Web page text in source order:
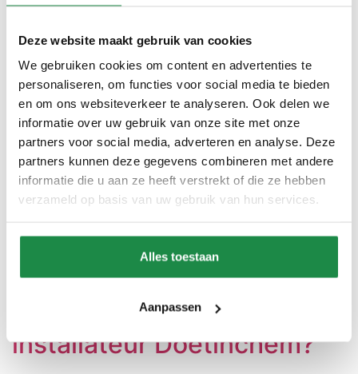
Deze website maakt gebruik van cookies
We gebruiken cookies om content en advertenties te
personaliseren, om functies voor social media te bieden
en om ons websiteverkeer te analyseren. Ook delen we
informatie over uw gebruik van onze site met onze
partners voor social media, adverteren en analyse. Deze
partners kunnen deze gegevens combineren met andere
informatie die u aan ze heeft verstrekt of die ze hebben
verzameld op basis van uw gebruik van hun services.
Alles toestaan
Aanpassen
Volledig trajectbeheer We begeleiden u van advies […]
Opzoek naar zonnepanelen
installateur Lochem?
Verduurzaam met vertrouwen en expertise Opzoek
naar zonnepanelen installateur in Lochem? Bij
Verantwoord Duurzaam begeleiden we u van A tot Z.
De partij in Lochem die past bij uw duurzame ambities.
kwaliteit Wij gebruiken alleen de beste materialen en
zorgen voor een duurzame toekomst. Volledig
trajectbeheer We begeleiden u van advies […]
Opzoek naar zonnepanelen
installateur Doetinchem?